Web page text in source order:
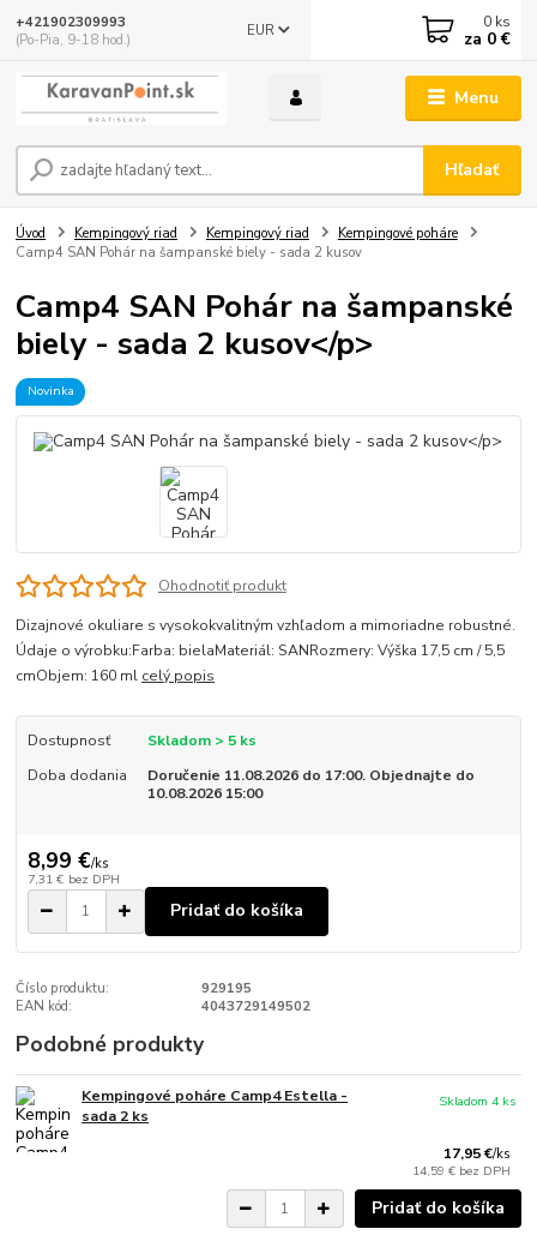
Menu
EUR
Hľadať
+421902309993
(Po-Pia, 9-18 hod.)
0 ks
za 0 €
Úvod Kempingový riad Kempingový riad
Kempingové poháre
Camp4 SAN Pohár na šampanské biely - sada 2 kusov
Camp4 SAN Pohár na šampanské
biely - sada 2 kusov</p>
Novinka
Ohodnotiť produkt
Dizajnové okuliare s vysokokvalitným vzhľadom a mimoriadne robustné.
Údaje o výrobku:Farba: bielaMateriál: SANRozmery: Výška 17,5 cm / 5,5
cmObjem: 160 ml celý popis
Dostupnosť
Skladom > 5 ks
Doba dodania
Doručenie 11.08.2026 do 17:00. Objednajte do
10.08.2026 15:00
8,99 €/ks
7,31 € bez DPH
Pridať do košíka
Číslo produktu:
929195
EAN kód:
4043729149502
Podobné produkty
Kempingové poháre Camp4 Estella -
sada 2 ks
17,95 €/ks
14,59 € bez DPH
Skladom 4 ks
Pridať do košíka